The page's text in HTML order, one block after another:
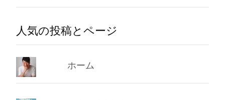
人気の投稿とページ
ホーム